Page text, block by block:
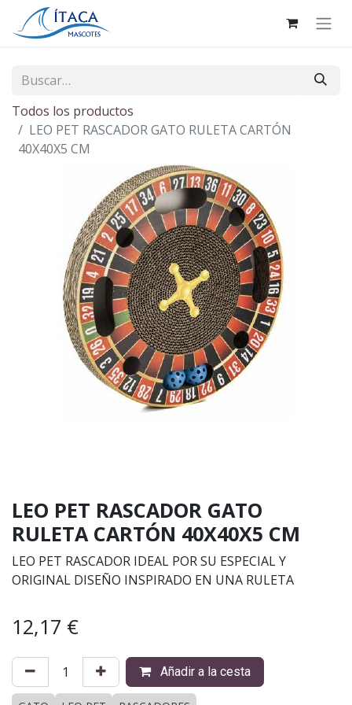
Todos los productos
LEO PET RASCADOR GATO RULETA CARTÓN
40X40X5 CM
LEO PET RASCADOR GATO
RULETA CARTÓN 40X40X5 CM
LEO PET RASCADOR IDEAL POR SU ESPECIAL Y
ORIGINAL DISEÑO INSPIRADO EN UNA RULETA
12,17 €
Añadir a la cesta